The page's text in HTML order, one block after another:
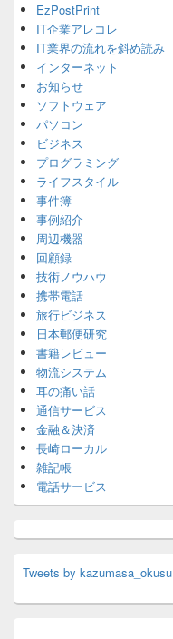
Sidebar
Widget
Area
EzPostPrint
IT企業アレコレ
IT業界の流れを斜め読み
インターネット
お知らせ
ソフトウェア
パソコン
ビジネス
プログラミング
ライフスタイル
事件簿
事例紹介
周辺機器
回顧録
技術ノウハウ
携帯電話
旅行ビジネス
日本郵便研究
書籍レビュー
物流システム
耳の痛い話
通信サービス
金融＆決済
長崎ローカル
雑記帳
電話サービス
Tweets by kazumasa_okusu